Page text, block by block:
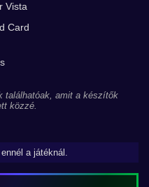
Vista
Card
találhatóak, amit a készítők
közzé.
a játéknál.